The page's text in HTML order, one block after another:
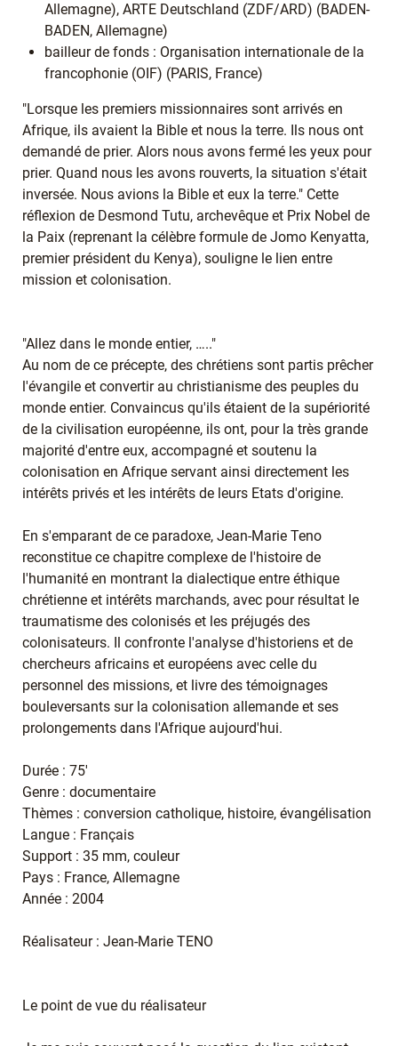
Allemagne), ARTE Deutschland (ZDF/ARD) (BADEN-
BADEN, Allemagne)
bailleur de fonds : Organisation internationale de la
francophonie (OIF) (PARIS, France)
"Lorsque les premiers missionnaires sont arrivés en
Afrique, ils avaient la Bible et nous la terre. Ils nous ont
demandé de prier. Alors nous avons fermé les yeux pour
prier. Quand nous les avons rouverts, la situation s'était
inversée. Nous avions la Bible et eux la terre." Cette
réflexion de Desmond Tutu, archevêque et Prix Nobel de
la Paix (reprenant la célèbre formule de Jomo Kenyatta,
premier président du Kenya), souligne le lien entre
mission et colonisation.
"Allez dans le monde entier, ….."
Au nom de ce précepte, des chrétiens sont partis prêcher
l'évangile et convertir au christianisme des peuples du
monde entier. Convaincus qu'ils étaient de la supériorité
de la civilisation européenne, ils ont, pour la très grande
majorité d'entre eux, accompagné et soutenu la
colonisation en Afrique servant ainsi directement les
intérêts privés et les intérêts de leurs Etats d'origine.
En s'emparant de ce paradoxe, Jean-Marie Teno
reconstitue ce chapitre complexe de l'histoire de
l'humanité en montrant la dialectique entre éthique
chrétienne et intérêts marchands, avec pour résultat le
traumatisme des colonisés et les préjugés des
colonisateurs. Il confronte l'analyse d'historiens et de
chercheurs africains et européens avec celle du
personnel des missions, et livre des témoignages
bouleversants sur la colonisation allemande et ses
prolongements dans l'Afrique aujourd'hui.
Durée : 75'
Genre : documentaire
Thèmes : conversion catholique, histoire, évangélisation
Langue : Français
Support : 35 mm, couleur
Pays : France, Allemagne
Année : 2004
Réalisateur : Jean-Marie TENO
Le point de vue du réalisateur